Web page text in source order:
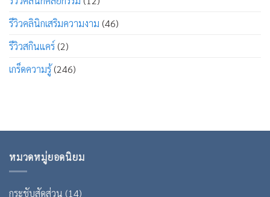
รีวิวคลินิกเสริมความงาม (46)
รีวิวสกินแคร์ (2)
เกร็ดความรู้(246)
หมวดหมู่ยอดนิยม
กระชับสัดส่วน (14)